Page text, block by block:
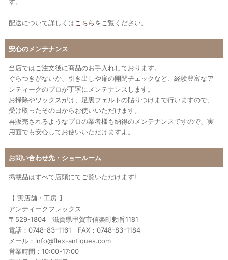
配送について詳しくは こちらをご覧ください。
安心のメンテナンス
当店ではご注文後に商品のお手入れしております。
ぐらつきがないか、引き出しや扉の開閉チェックなど、経験豊富なア
ンティークのプロが丁寧にメンテナンスします。
お掃除やワックスがけ、足裏フェルトの貼りつけまで行いますので、
受け取ったその日からお使いいただけます。
再販売されるようなプロの業者様も納得のメンテナンスですので、実
用面でも安心してお使いいただけますよ。
お問い合わせ先・ショールーム
掲載品はすべて店頭にてご覧いただけます!
【 実店舗・工房 】
アンティークフレックス
〒529-1804 滋賀県甲賀市信楽町勅旨1181
電話：0748-83-1161 FAX：0748-83-1184
メール：info@flex-antiques.com
営業時間：10:00-17:00